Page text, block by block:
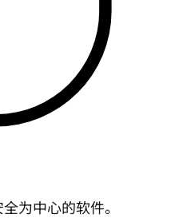
为中心的软件。